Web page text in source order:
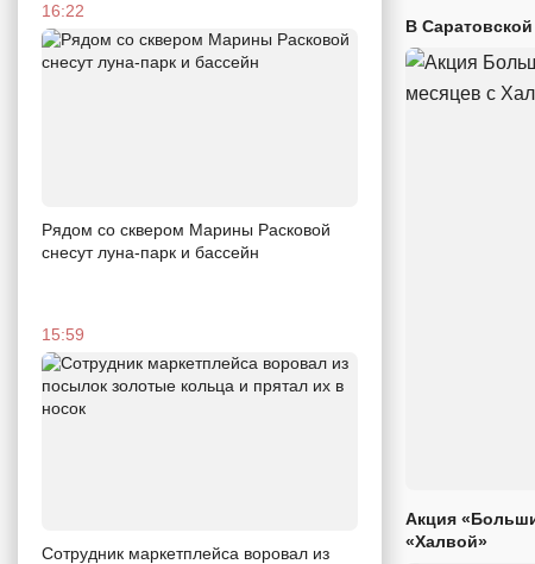
16:22
Рядом со сквером Марины Расковой
снесут луна-парк и бассейн
15:59
Сотрудник маркетплейса воровал из
В
Акция
«Халвой»